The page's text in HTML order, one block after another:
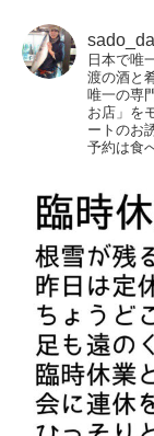
日本で唯
渡の酒と
唯一の専
お店」を
ートのお
予約は食